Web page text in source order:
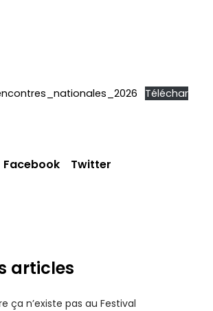
Téléchar
Facebook Twitter
articles
ça n’existe pas au Festival